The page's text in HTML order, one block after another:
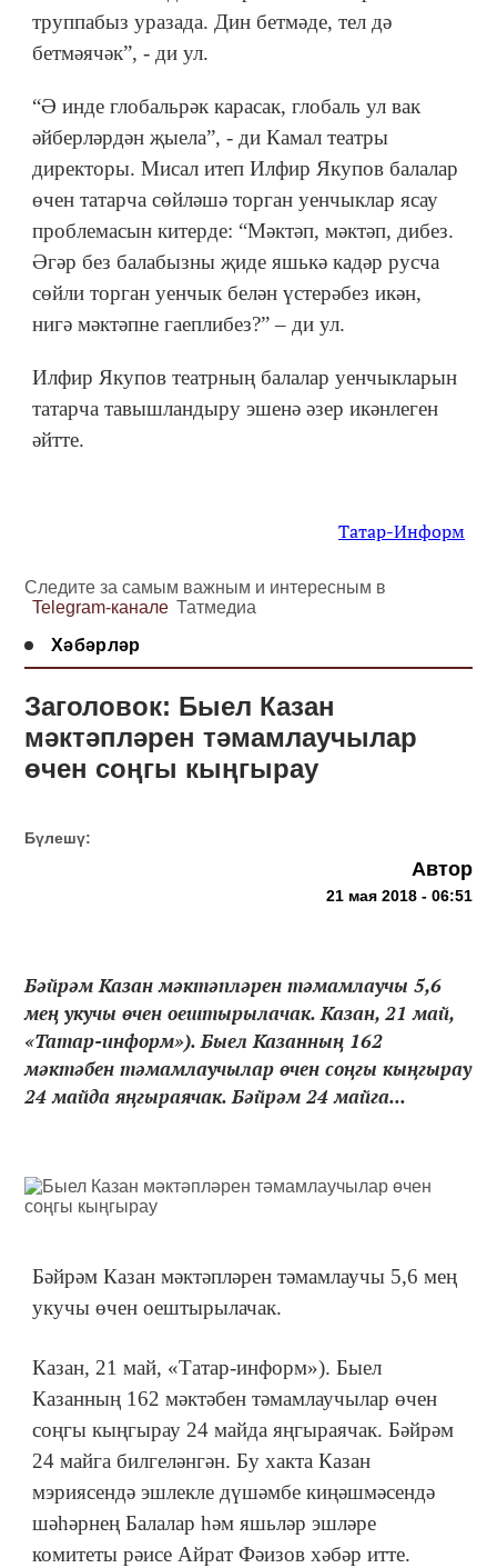
труппабыз уразада. Дин бетмәде, тел дә
бетмәячәк”, - ди ул.
“Ә инде глобальрәк карасак, глобаль ул вак
әйберләрдән җыела”, - ди Камал театры
директоры. Мисал итеп Илфир Якупов балалар
өчен татарча сөйләшә торган уенчыклар ясау
проблемасын китерде: “Мәктәп, мәктәп, дибез.
Әгәр без балабызны җиде яшькә кадәр русча
сөйли торган уенчык белән үстерәбез икән,
нигә мәктәпне гаеплибез?” – ди ул.
Илфир Якупов театрның балалар уенчыкларын
татарча тавышландыру эшенә әзер икәнлеген
әйтте.
Татар-Информ
Следите за самым важным и интересным в
Telegram-канале Татмедиа
Хәбәрләр
Заголовок: Быел Казан
мәктәпләрен тәмамлаучылар
өчен соңгы кыңгырау
Бүлешү:
Автор
21 мая 2018 - 06:51
Бәйрәм Казан мәктәпләрен тәмамлаучы 5,6
мең укучы өчен оештырылачак. Казан, 21 май,
«Татар-информ»). Быел Казанның 162
мәктәбен тәмамлаучылар өчен соңгы кыңгырау
24 майда яңгыраячак. Бәйрәм 24 майга...
Бәйрәм Казан мәктәпләрен тәмамлаучы 5,6 мең
укучы өчен оештырылачак.
Казан, 21 май, «Татар-информ»). Быел
Казанның 162 мәктәбен тәмамлаучылар өчен
соңгы кыңгырау 24 майда яңгыраячак. Бәйрәм
24 майга билгеләнгән. Бу хакта Казан
мэриясендә эшлекле дүшәмбе киңәшмәсендә
шәһәрнең Балалар һәм яшьләр эшләре
комитеты рәисе Айрат Фәизов хәбәр итте.